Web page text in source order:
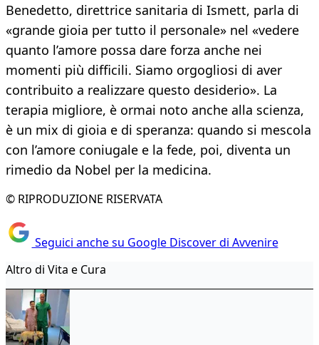
Benedetto, direttrice sanitaria di Ismett, parla di
«grande gioia per tutto il personale» nel «vedere
quanto l’amore possa dare forza anche nei
momenti più difficili. Siamo orgogliosi di aver
contribuito a realizzare questo desiderio». La
terapia migliore, è ormai noto anche alla scienza,
è un mix di gioia e di speranza: quando si mescola
con l’amore coniugale e la fede, poi, diventa un
rimedio da Nobel per la medicina.
© RIPRODUZIONE RISERVATA
Seguici anche su Google Discover di Avvenire
Altro di Vita e Cura